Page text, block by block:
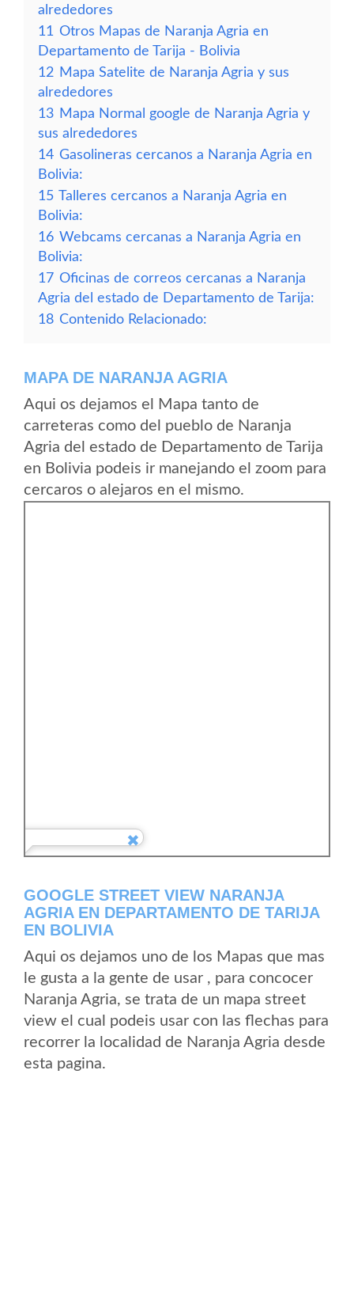
alrededores
11 Otros Mapas de Naranja Agria en
Departamento de Tarija - Bolivia
12 Mapa Satelite de Naranja Agria y sus
alrededores
13 Mapa Normal google de Naranja Agria y
sus alrededores
14 Gasolineras cercanos a Naranja Agria en
Bolivia:
15 Talleres cercanos a Naranja Agria en
Bolivia:
16 Webcams cercanas a Naranja Agria en
Bolivia:
17 Oficinas de correos cercanas a Naranja
Agria del estado de Departamento de Tarija:
18 Contenido Relacionado:
MAPA DE NARANJA AGRIA
Aqui os dejamos el Mapa tanto de
carreteras como del pueblo de Naranja
Agria del estado de Departamento de Tarija
en Bolivia podeis ir manejando el zoom para
cercaros o alejaros en el mismo.
GOOGLE STREET VIEW NARANJA
AGRIA EN DEPARTAMENTO DE TARIJA
EN BOLIVIA
Aqui os dejamos uno de los Mapas que mas
le gusta a la gente de usar , para concocer
Naranja Agria, se trata de un mapa street
view el cual podeis usar con las flechas para
recorrer la localidad de Naranja Agria desde
esta pagina.